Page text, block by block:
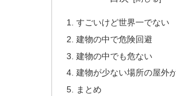
すごいけど世界一でない
建物の中で危険回避
建物の中でも危ない
建物が少ない場所の屋外
まとめ